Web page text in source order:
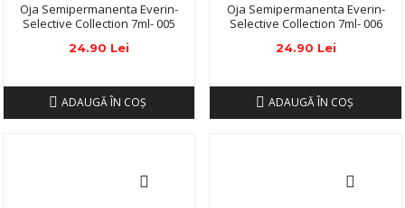
Oja Semipermanenta Everin-
Selective Collection 7ml- 005
24.90 Lei
ADAUGĂ ÎN COŞ
Oja Semipermanenta Everin-
Selective Collection 7ml- 006
24.90 Lei
ADAUGĂ ÎN COŞ